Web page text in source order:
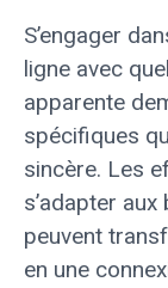
S’engager
ligne avec
apparente
spécifiques
sincère. Les
s’adapter
peuvent
en une